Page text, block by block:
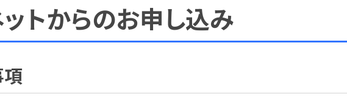
トからのお申し込み